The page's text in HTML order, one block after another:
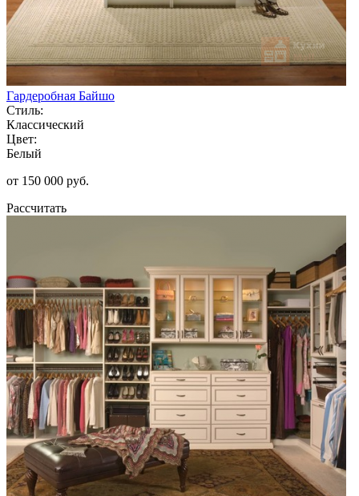
Гардеробная Байшо
Стиль:
Классический
Цвет:
Белый
от 150 000 руб.
Рассчитать